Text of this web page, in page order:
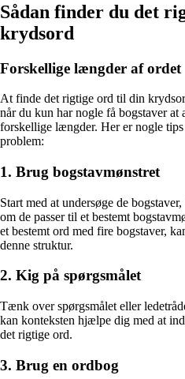
Sådan finder du det
krydsord
Forskellige længder af ordet
At finde det rigtige ord til din
når du kun har nogle få bogstaver at
forskellige længder. Her er nogle
problem:
1. Brug bogstavmønstret
Start med at undersøge de
om de passer til et bestemt
et bestemt ord med fire bogstaver,
denne struktur.
2. Kig på spørgsmålet
Tænk over spørgsmålet eller
kan konteksten hjælpe dig med at
det rigtige ord.
3. Brug en ordbog